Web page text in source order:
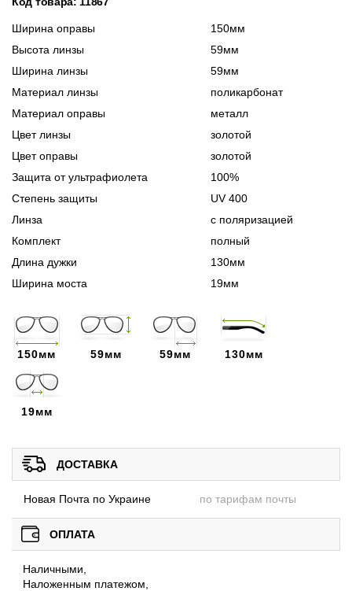
Ширина оправы
150мм
Высота линзы
59мм
Ширина линзы
59мм
Материал линзы
поликарбонат
Материал оправы
металл
Цвет линзы
золотой
Цвет оправы
золотой
Защита от ультрафиолета
100%
Степень защиты
UV 400
Линза
с поляризацией
Комплект
полный
Длина дужки
130мм
Ширина моста
19мм
150мм 59мм 59мм 130мм
19мм
ДОСТАВКА
Новая Почта по Украине по тарифам почты
ОПЛАТА
Наличными,
Наложенным платежом,